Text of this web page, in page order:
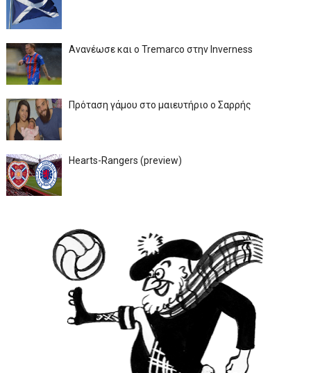
Ανανέωσε και ο Tremarco στην Inverness
Πρόταση γάμου στο μαιευτήριο ο Σαρρής
Hearts-Rangers (preview)